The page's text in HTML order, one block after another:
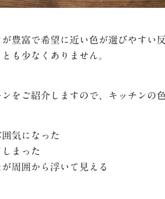
豊富で希望に近い色が選びやすい
も少なくありません。
をご紹介しますので、キッチンの
気になった
まった
周囲から浮いて見える